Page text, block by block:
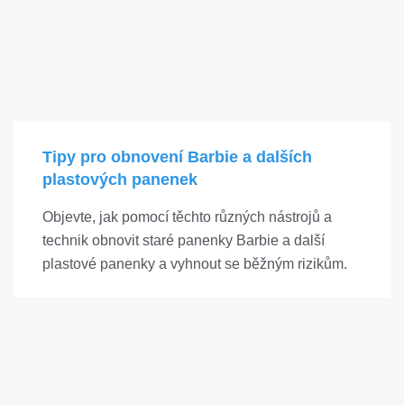
Tipy pro obnovení Barbie a dalších
plastových panenek
Objevte, jak pomocí těchto různých nástrojů a
technik obnovit staré panenky Barbie a další
plastové panenky a vyhnout se běžným rizikům.